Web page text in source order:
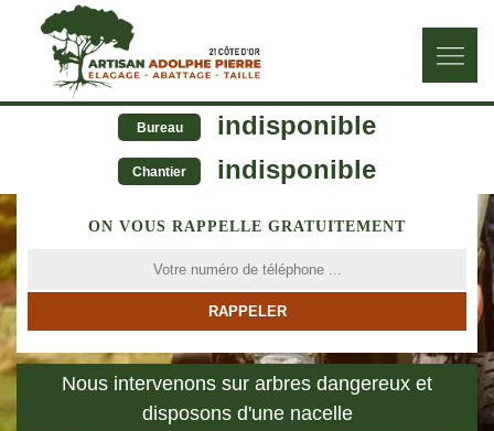
Bureau indisponible
Chantier indisponible
ON VOUS RAPPELLE GRATUITEMENT
Nous intervenons sur arbres dangereux et
disposons d'une nacelle